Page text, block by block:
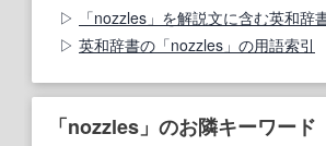
「nozzles」を解説文に含む英和辞
英和辞書の「nozzles」の用語索引
「nozzles」のお隣キーワード